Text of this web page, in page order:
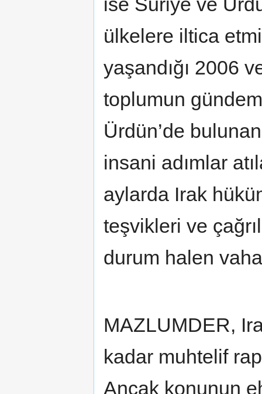
ülkelere iltica
yaşandığı 2006
toplumun
Ürdün’de
insani adımlar
aylarda Irak
teşvikleri ve
durum halen
MAZLUMDER,
kadar muhtelif
Ancak konunun